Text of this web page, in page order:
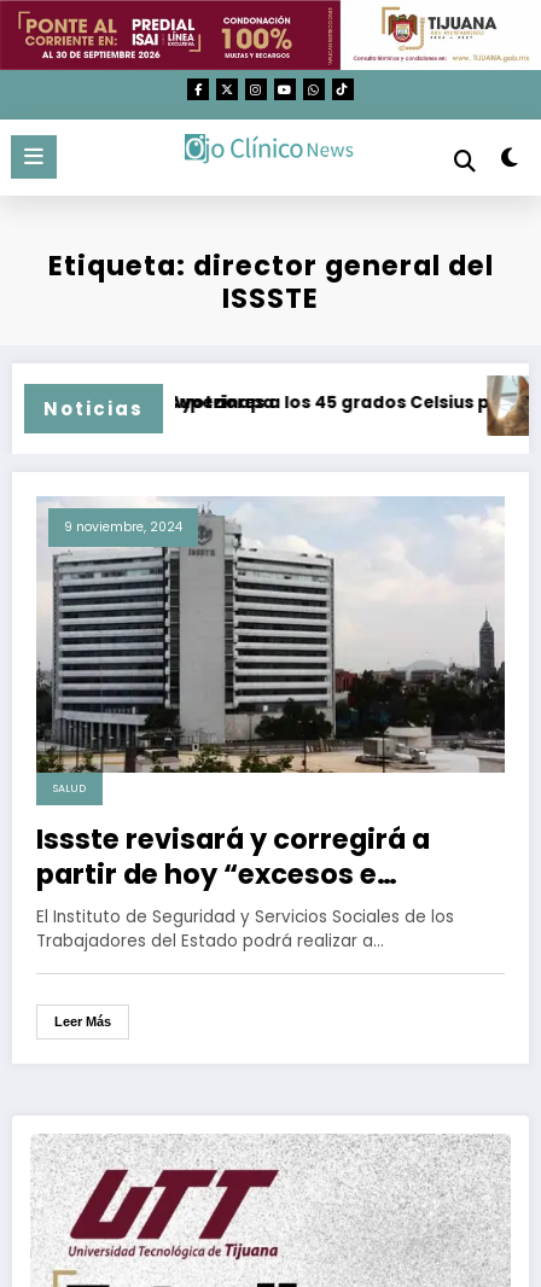
Saltar
contenido
Etiqueta: director general del
ISSSTE
Noticias
por caso Ayotzinapa
superiores a los 45 grados Celsius prevalecerán
Hoy
9 noviembre, 2024
SALUD
Issste revisará y corregirá a
partir de hoy “excesos e
injusticias” en pensiones
El Instituto de Seguridad y Servicios Sociales de los
Trabajadores del Estado podrá realizar a…
Leer Más